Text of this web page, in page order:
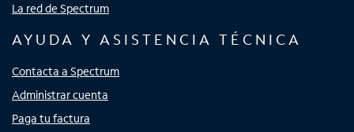
La red de Spectrum
AYUDA Y ASISTENCIA TÉCNICA
Contacta a Spectrum
Administrar cuenta
Paga tu factura